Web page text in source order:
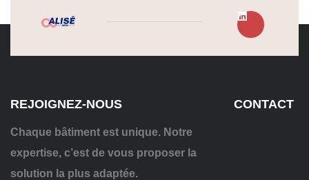
REJOIGNEZ-NOUS
Chaque bâtiment est unique. Notre
expertise, c’est de vous proposer la
solution la plus adaptée.
CONTACT